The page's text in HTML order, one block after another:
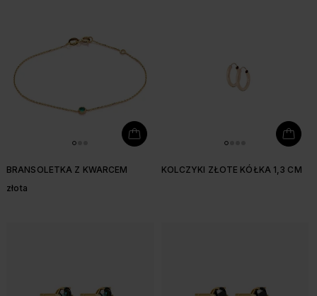
BRANSOLETKA Z KWARCEM
złota
KOLCZYKI ZŁOTE KÓŁKA 1,3 CM